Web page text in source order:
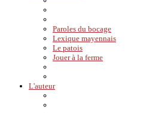
Paroles du bocage
Lexique mayennais
Le patois
Jouer à la ferme
L'auteur